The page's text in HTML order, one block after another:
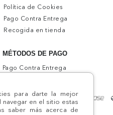
para darte la mejor
navegar en el sitio estas
saber más acerca de
Política de Cookies
Pago Contra Entrega
Recogida en tienda
MÉTODOS DE PAGO
Pago Contra Entrega